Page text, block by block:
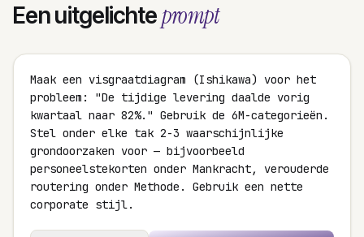
Een uitgelichteprompt
Maak een visgraatdiagram (Ishikawa) voor het
probleem: "De tijdige levering daalde vorig
kwartaal naar 82%." Gebruik de 6M-categorieën.
Stel onder elke tak 2-3 waarschijnlijke
grondoorzaken voor — bijvoorbeeld
personeelstekorten onder Mankracht, verouderde
routering onder Methode. Gebruik een nette
corporate stijl.